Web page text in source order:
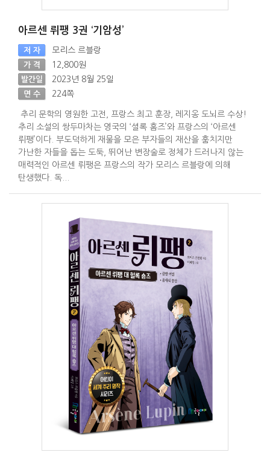
아르센 뤼팽 3권 ‘기암성’
저 자 모리스 르블랑
가 격 12,800원
발간일 2023년 8월 25일
면 수 224쪽
추리 문학의 영원한 고전, 프랑스 최고 훈장, 레지옹 도뇌르 수상!
추리 소설의 쌍두마차는 영국의 ‘셜록 홈즈’와 프랑스의 ‘아르센
뤼팽’이다. 부도덕하게 재물을 모은 부자들의 재산을 훔치지만
가난한 자들을 돕는 도둑, 뛰어난 변장술로 정체가 드러나지 않는
매력적인 아르센 뤼팽은 프랑스의 작가 모리스 르블랑에 의해
탄생했다. 독...